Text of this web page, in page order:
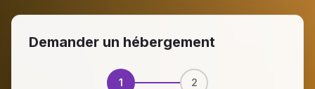
Demander un hébergement
1 2